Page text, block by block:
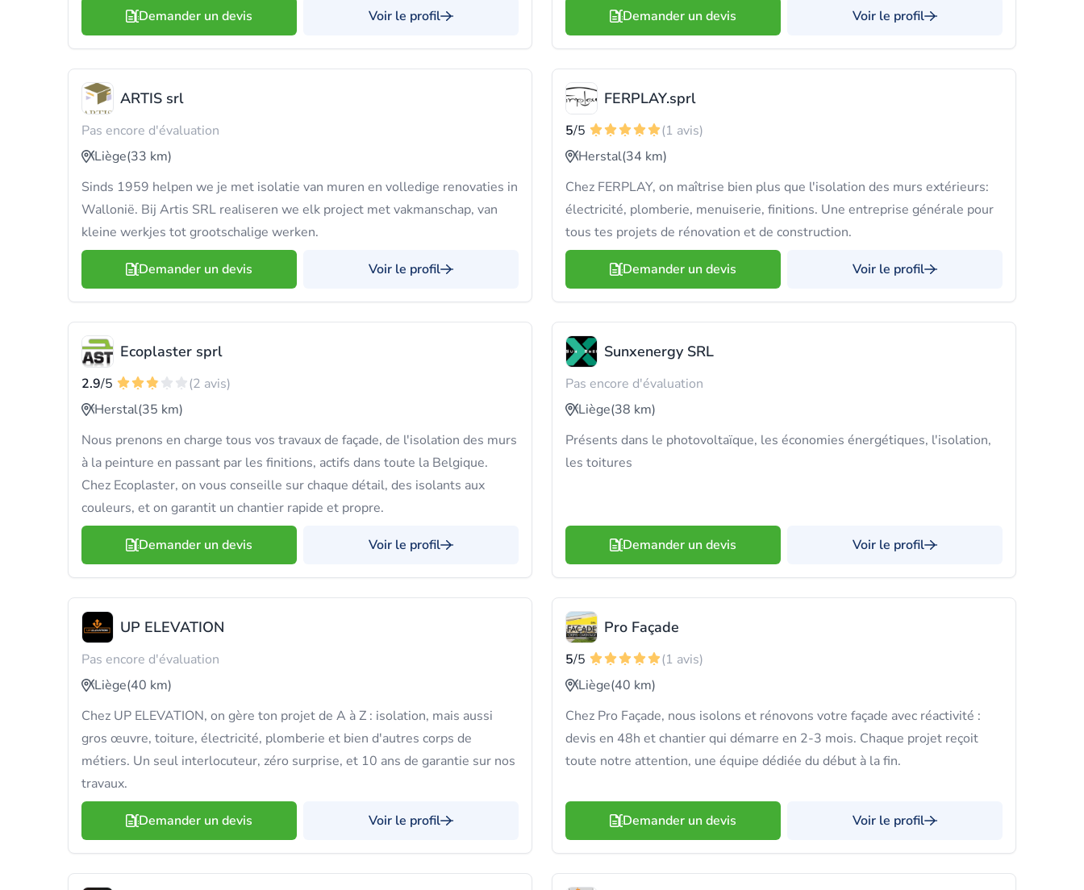
Demander un devis Voir le profil Demander un devis Voir le profil
ARTIS srl
Pas encore d'évaluation
Liège(33 km)
Sinds 1959 helpen we je met isolatie van muren en volledige renovaties in
Wallonië. Bij Artis SRL realiseren we elk project met vakmanschap, van
kleine werkjes tot grootschalige werken.
Demander un devis Voir le profil
FERPLAY.sprl
5/5
(1 avis)
Herstal(34 km)
Chez FERPLAY, on maîtrise bien plus que l'isolation des murs extérieurs:
électricité, plomberie, menuiserie, finitions. Une entreprise générale pour
tous tes projets de rénovation et de construction.
Demander un devis Voir le profil
Ecoplaster sprl
2.9/5
(2 avis)
Herstal(35 km)
Nous prenons en charge tous vos travaux de façade, de l'isolation des murs
à la peinture en passant par les finitions, actifs dans toute la Belgique.
Chez Ecoplaster, on vous conseille sur chaque détail, des isolants aux
couleurs, et on garantit un chantier rapide et propre.
Demander un devis Voir le profil
Sunxenergy SRL
Pas encore d'évaluation
Liège(38 km)
Présents dans le photovoltaïque, les économies énergétiques, l'isolation,
les toitures
Demander un devis Voir le profil
UP ELEVATION
Pas encore d'évaluation
Liège(40 km)
Chez UP ELEVATION, on gère ton projet de A à Z : isolation, mais aussi
gros œuvre, toiture, électricité, plomberie et bien d'autres corps de
métiers. Un seul interlocuteur, zéro surprise, et 10 ans de garantie sur nos
travaux.
Demander un devis Voir le profil
Pro Façade
5/5
(1 avis)
Liège(40 km)
Chez Pro Façade, nous isolons et rénovons votre façade avec réactivité :
devis en 48h et chantier qui démarre en 2-3 mois. Chaque projet reçoit
toute notre attention, une équipe dédiée du début à la fin.
Demander un devis Voir le profil